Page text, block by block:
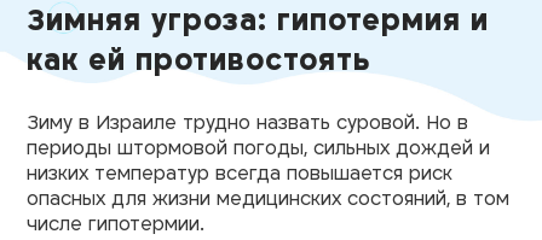
Зимняя угроза: гипотермия и
как ей противостоять
Зиму в Израиле трудно назвать суровой. Но в
периоды штормовой погоды, сильных дождей и
низких температур всегда повышается риск
опасных для жизни медицинских состояний, в том
числе гипотермии.